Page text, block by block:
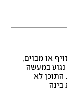
או מבוים,
במעשה
התוכן לא
בינה